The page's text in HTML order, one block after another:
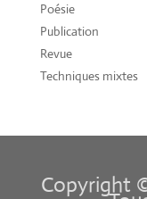
Poésie
Publication
Revue
Techniques mixtes
Copyright